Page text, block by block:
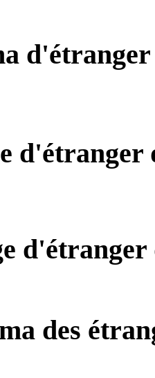
d'étranger
des